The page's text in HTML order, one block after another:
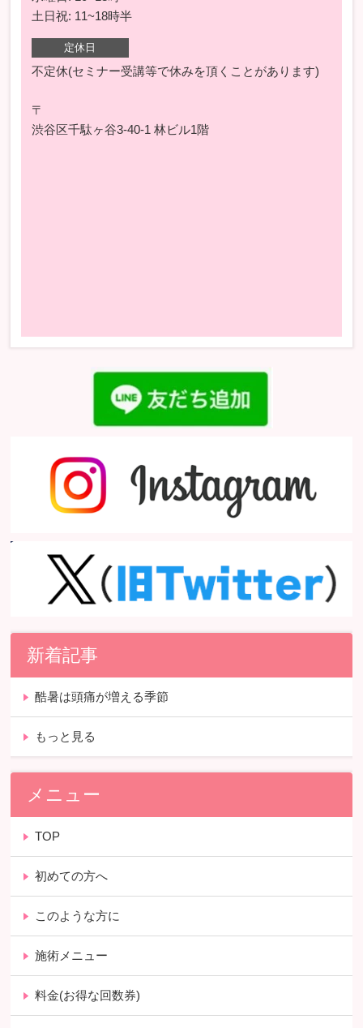
土日祝: 11~18時半
定休日
不定休(セミナー受講等で休みを頂くことがあります)
〒
渋谷区千駄ヶ谷3-40-1 林ビル1階
新着記事
酷暑は頭痛が増える季節
もっと見る
メニュー
TOP
初めての方へ
このような方に
施術メニュー
料金(お得な回数券)